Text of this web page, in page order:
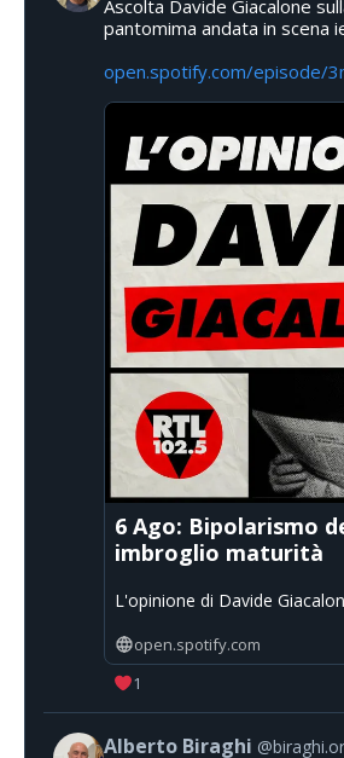
Ascolta Davide Giacalone
pantomima andata in scena
open.spotify.com/episode/
6 Ago: Bipolarismo
imbroglio maturità
L'opinione di Davide
open.spotify.com
1
Alberto Biraghi